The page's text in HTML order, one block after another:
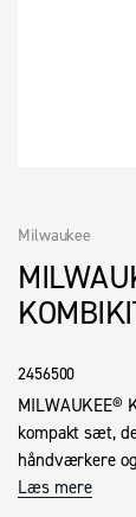
Milwaukee
2456500
MILWAUKEE®
kompakt sæt,
håndværkere
udvalg af bits
Læs mere